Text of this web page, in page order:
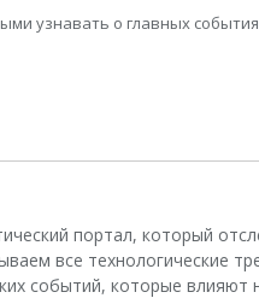
узнавать о главных
портал, который
все технологические
событий, которые влияют